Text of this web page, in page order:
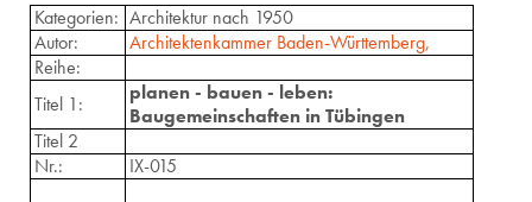
Kategorien: Architektur nach 1950
Autor:
Architektenkammer Baden-Württemberg,
Reihe:
Titel 1:
planen - bauen - leben:
Baugemeinschaften in Tübingen
Titel 2
Nr.:
IX-015